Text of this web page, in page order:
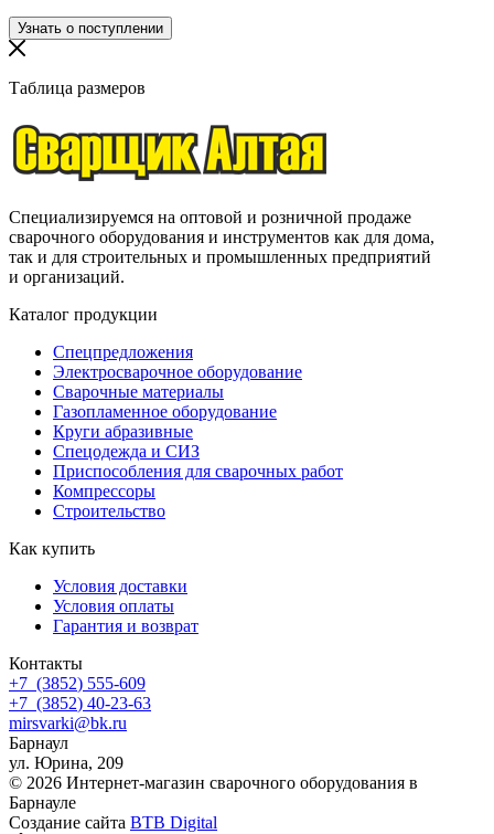
Таблица размеров
Специализируемся на оптовой и розничной продаже
сварочного оборудования и инструментов как для дома,
так и для строительных и промышленных предприятий
и организаций.
Каталог продукции
Спецпредложения
Электросварочное оборудование
Сварочные материалы
Газопламенное оборудование
Круги абразивные
Спецодежда и СИЗ
Приспособления для сварочных работ
Компрессоры
Строительство
Как купить
Условия доставки
Условия оплаты
Гарантия и возврат
Контакты
+7 (3852) 555-609
+7 (3852) 40-23-63
mirsvarki@bk.ru
Барнаул
ул. Юрина, 209
© 2026 Интернет-магазин сварочного оборудования в
Барнауле
Создание сайта BTB Digital